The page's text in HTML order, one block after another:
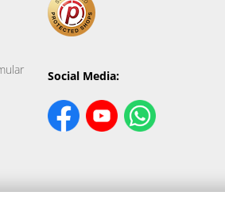
Social Media: